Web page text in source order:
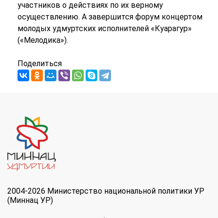
участников о действиях по их верному
осуществлению. А завершится форум концертом
молодых удмуртских исполнителей «Куарагур»
(«Мелодика»).
Поделиться
2004-2026 Министерство национальной политики УР
(Миннац УР)